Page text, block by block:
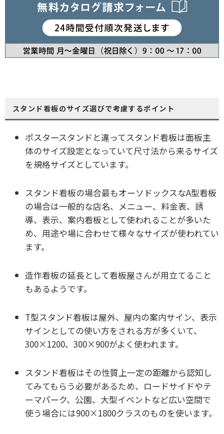
スタンド看板のサイズ選びで考慮するポイント
ポスタースタンドと違ってスタンド看板は面板主
体のサイズ設定となっていて尺寸法から来るサイズ
を規格サイズとしています。
スタンド看板の場合最もオーソドックスなA型看板
の場合は一般的な店名、メニュー、料金表、誘
導、表示、案内看板として使われることが多いた
め、用途や場に合わせて様々なサイズが使われてい
ます。
造作看板の延長として看板屋さんが用立てること
もあるようです。
T型スタンド看板は屋外、屋内の案内サイン、表示
サインとしての使い方をされる方が多くいて、
300×1200、300×900がよく使われます。
スタンド看板はその性質上一定の距離から認知し
てみてもらう必要があるため、ロードサイドやテ
ーマパーク、公園、大型イベントなど広い空間で
使う場合には900×1800クラスのものを使います。